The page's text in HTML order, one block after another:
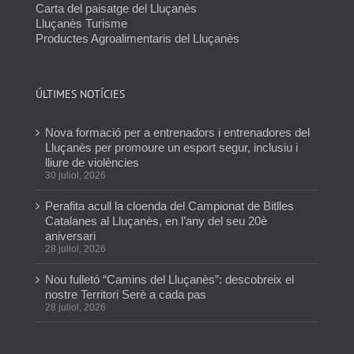
Carta del paisatge del Lluçanès
Lluçanès Turisme
Productes Agroalimentaris del Lluçanès
ÚLTIMES NOTÍCIES
Nova formació per a entrenadors i entrenadores del
Lluçanès per promoure un esport segur, inclusiu i
lliure de violències
30 juliol, 2026
Perafita acull la cloenda del Campionat de Bitlles
Catalanes al Lluçanès, en l’any del seu 20è
aniversari
28 juliol, 2026
Nou fulletó “Camins del Lluçanès”: descobreix el
nostre Territori Serè a cada pas
28 juliol, 2026